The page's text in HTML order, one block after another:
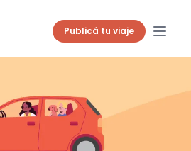
Publicá tu viaje